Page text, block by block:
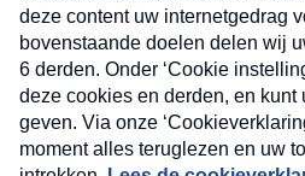
Nieuwsbrief
Neem hier een gratis
nieuwsbrief. Elke vrijdag- en